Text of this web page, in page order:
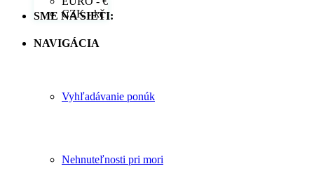
CZK - kč
SME NA SIETI:
NAVIGÁCIA
Vyhľadávanie ponúk
Nehnuteľnosti pri mori